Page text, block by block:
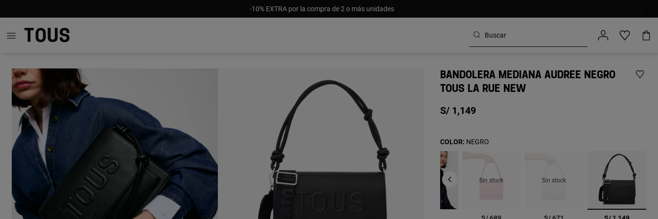
-10% EXTRA por la compra de 2 o más unidades
BANDOLERA MEDIANA AUDREE NEGRO
TOUS LA RUE NEW
S/ 1,149
Sin stock Sin stock
COLOR: NEGRO